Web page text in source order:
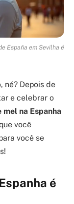
España em Sevilha é
né? Depois de
e celebrar o
mel na Espanha
você
você se
é